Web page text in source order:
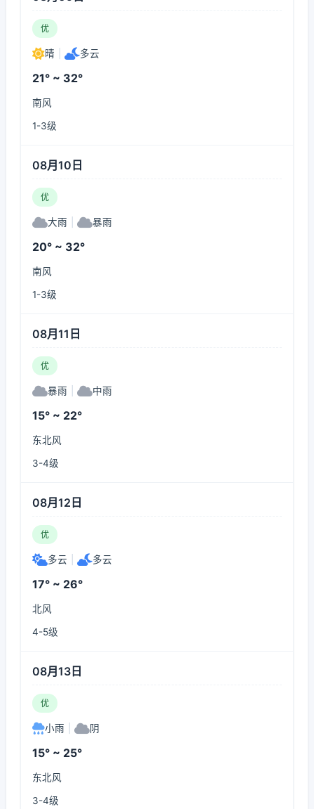
优
晴 多云
21° ~ 32°
南风
1-3级
08月10日
优
大雨 暴雨
20° ~ 32°
南风
1-3级
08月11日
优
暴雨 中雨
15° ~ 22°
东北风
3-4级
08月12日
优
多云 多云
17° ~ 26°
北风
4-5级
08月13日
优
小雨 阴
15° ~ 25°
东北风
3-4级